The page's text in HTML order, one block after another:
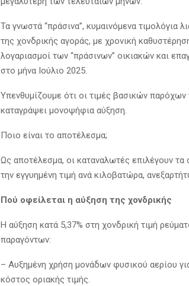
Τα γνωστά “πράσινα”, κυμαινόμενα τιμολόγια
της χονδρικής αγοράς, με χρονική
λογαριασμοί των “πράσινων” οικιακών και
στο μήνα Ιούλιο 2025.
Υπενθυμίζουμε ότι οι τιμές βασικών
καταγράψει μονοψήφια αύξηση.
Ποιο είναι το αποτέλεσμα;
Ως αποτέλεσμα, οι καταναλωτές επιλέγουν τα
την εγγυημένη τιμή ανά κιλοβατώρα,
Πού οφείλεται η αύξηση της χονδρικής
Η αύξηση κατά 5,37% στη χονδρική τιμή
παραγόντων:
– Αυξημένη χρήση μονάδων φυσικού αερίου
κόστος οριακής τιμής.